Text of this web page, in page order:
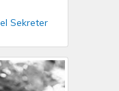
Sekreter